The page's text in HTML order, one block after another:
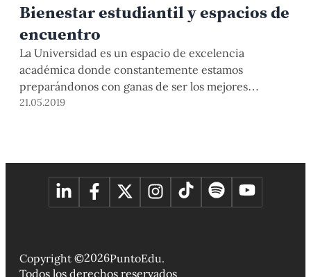
Bienestar estudiantil y espacios de
encuentro
La Universidad es un espacio de excelencia
académica donde constantemente estamos
preparándonos con ganas de ser los mejores
profesionales, pero también debemos pensar en
21.05.2019
Copyright ©2026PuntoEdu.
Todos los derechos reservados